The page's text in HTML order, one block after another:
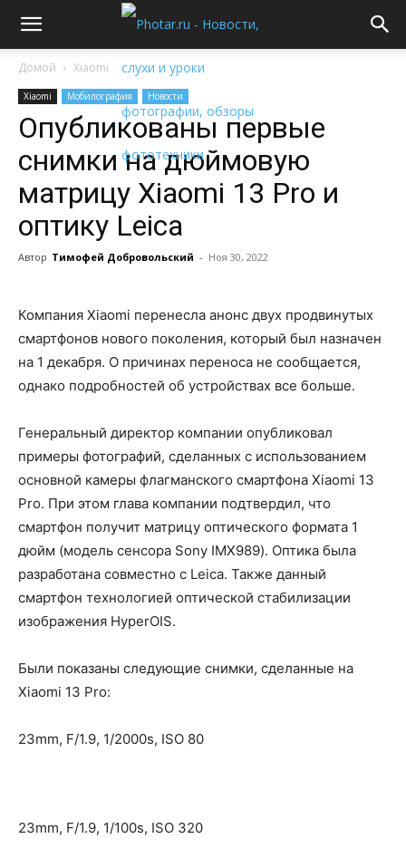
Домой Xiaomi
Xiaomi Мобилография Новости
Опубликованы первые
снимки на дюймовую
матрицу Xiaomi 13 Pro и
оптику Leica
Автор Тимофей Добровольский - Ноя 30, 2022
Компания Xiaomi перенесла анонс двух продвинутых
смартфонов нового поколения, который был назначен
на 1 декабря. О причинах переноса не сообщается,
однако подробностей об устройствах все больше.
Генеральный директор компании опубликовал
примеры фотографий, сделанных с использованием
основной камеры флагманского смартфона Xiaomi 13
Pro. При этом глава компании подтвердил, что
смартфон получит матрицу оптического формата 1
дюйм (модель сенсора Sony IMX989). Оптика была
разработана совместно с Leica. Также данный
смартфон технологией оптической стабилизации
изображения HyperOIS.
Были показаны следующие снимки, сделанные на
Xiaomi 13 Pro:
23mm, F/1.9, 1/2000s, ISO 80
23mm, F/1.9, 1/100s, ISO 320